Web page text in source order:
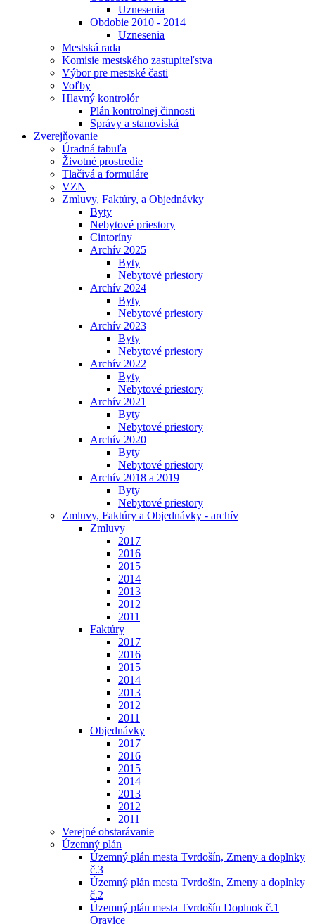
Uznesenia
Obdobie 2010 - 2014
Uznesenia
Mestská rada
Komisie mestského zastupiteľstva
Výbor pre mestské časti
Voľby
Hlavný kontrolór
Plán kontrolnej činnosti
Správy a stanoviská
Zverejňovanie
Úradná tabuľa
Životné prostredie
Tlačivá a formuláre
VZN
Zmluvy, Faktúry, a Objednávky
Byty
Nebytové priestory
Cintoríny
Archív 2025
Byty
Nebytové priestory
Archív 2024
Byty
Nebytové priestory
Archív 2023
Byty
Nebytové priestory
Archív 2022
Byty
Nebytové priestory
Archív 2021
Byty
Nebytové priestory
Archív 2020
Byty
Nebytové priestory
Archív 2018 a 2019
Byty
Nebytové priestory
Zmluvy, Faktúry a Objednávky - archív
Zmluvy
2017
2016
2015
2014
2013
2012
2011
Faktúry
2017
2016
2015
2014
2013
2012
2011
Objednávky
2017
2016
2015
2014
2013
2012
2011
Verejné obstarávanie
Územný plán
Územný plán mesta Tvrdošín, Zmeny a doplnky
č.3
Územný plán mesta Tvrdošín, Zmeny a doplnky
č.2
Územný plán mesta Tvrdošín Doplnok č.1
Oravice